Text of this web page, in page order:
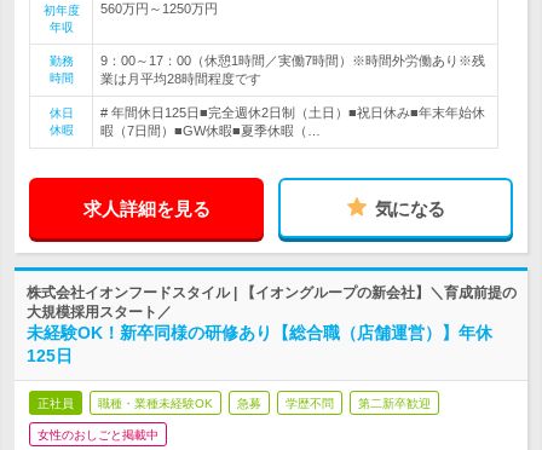
初年度
年収
560万円～1250万円
勤務
時間
9：00～17：00（休憩1時間／実働7時間）※時間外労働あり※残
業は月平均28時間程度です
休日
休暇
# 年間休日125日■完全週休2日制（土日）■祝日休み■年末年始休
暇（7日間）■GW休暇■夏季休暇（…
求人詳細を見る 気になる
株式会社イオンフードスタイル | 【イオングループの新会社】＼育成前提の
大規模採用スタート／
未経験OK！新卒同様の研修あり【総合職（店舗運営）】年休
125日
正社員 職種・業種未経験OK 急募 学歴不問 第二新卒歓迎
女性のおしごと掲載中